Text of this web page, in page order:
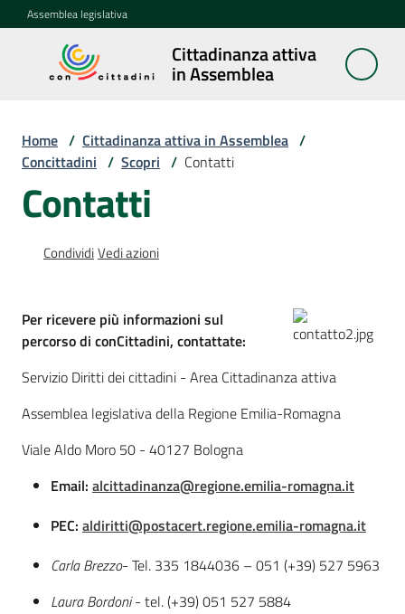
Vai al contenuto
Vai alla navigazione
Vai al footer
Assemblea legislativa
Cittadinanza attiva
in Assemblea
Cittadinanza
attiva in
Concittadini
Menu selezionato
aperte
Mostre
itineranti
Percorsi
sulla
memoria
su
Home / Cittadinanza attiva in Assemblea /
Concittadini / Scopri / Contatti
Contatti
CondividiVedi azioni
Per ricevere più informazioni sul
percorso di conCittadini, contattate:
Servizio Diritti dei cittadini - Area Cittadinanza attiva
Assemblea legislativa della Regione Emilia-Romagna
Viale Aldo Moro 50 - 40127 Bologna
Email: alcittadinanza@regione.emilia-romagna.it
PEC: aldiritti@postacert.regione.emilia-romagna.it
Carla Brezzo- Tel. 335 1844036 – 051 (+39) 527 5963
Laura Bordoni- tel. (+39) 051 527 5884